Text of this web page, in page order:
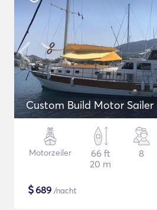
Custom Build Motor Sailer
Motorzeiler
66 ft
20 m
8
$689 /nacht